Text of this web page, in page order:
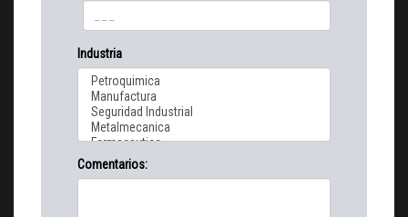
Industria
Comentarios: